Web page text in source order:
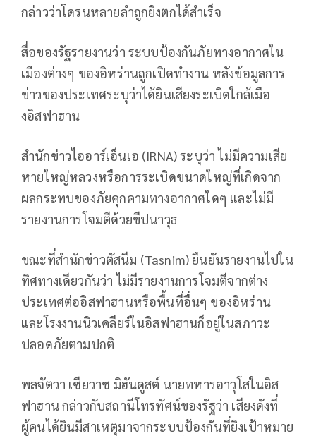
กล่าวว่าโดรนหลายลำถูกยิงตกได้สำเร็จ
สื่อของรัฐรายงานว่า ระบบป้องกันภัยทางอากาศใน
เมืองต่างๆ ของอิหร่านถูกเปิดทำงาน หลังข้อมูลการ
ข่าวของประเทศระบุว่าได้ยินเสียงระเบิดใกล้เมือ
งอิสฟาฮาน
สำนักข่าวไออาร์เอ็นเอ (IRNA) ระบุว่า ไม่มีความเสีย
หายใหญ่หลวงหรือการระเบิดขนาดใหญ่ที่เกิดจาก
ผลกระทบของภัยคุกคามทางอากาศใดๆ และไม่มี
รายงานการโจมตีด้วยขีปนาวุธ
ขณะที่สำนักข่าวตัสนีม (Tasnim) ยืนยันรายงานไปใน
ทิศทางเดียวกันว่า ไม่มีรายงานการโจมตีจากต่าง
ประเทศต่ออิสฟาฮานหรือพื้นที่อื่นๆ ของอิหร่าน
และโรงงานนิวเคลียร์ในอิสฟาฮานก็อยู่ในสภาวะ
ปลอดภัยตามปกติ
พลจัตวา เซียวาช มิฮันดูสต์ นายทหารอาวุโสในอิส
ฟาฮาน กล่าวกับสถานีโทรทัศน์ของรัฐว่า เสียงดังที่
ผู้คนได้ยินมีสาเหตุมาจากระบบป้องกันที่ยิงเป้าหมาย